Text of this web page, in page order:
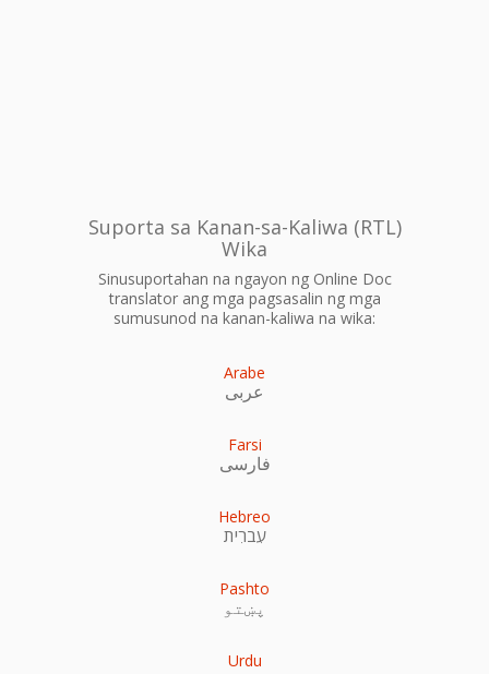
Suporta sa Kanan-sa-Kaliwa (RTL)
Wika
Sinusuportahan na ngayon ng Online Doc
translator ang mga pagsasalin ng mga
sumusunod na kanan-kaliwa na wika:
Arabe
عربى
Farsi
فارسی
Hebreo
עִברִית
Pashto
پښتو
Urdu